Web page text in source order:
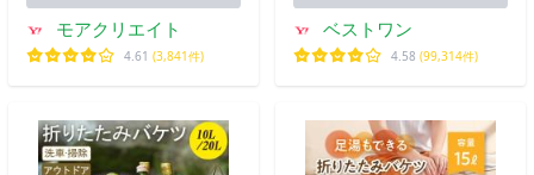
モアクリエイト
4.61 (3,841件)
ベストワン
4.58 (99,314件)